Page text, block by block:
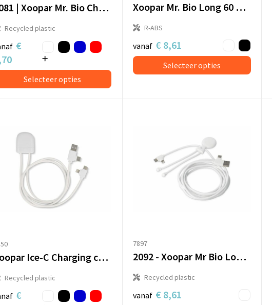
2081 | Xoopar Mr. Bio Charging cable
Recycled plastic
€
Selecteer opties
Xoopar Mr. Bio Long 60 W PD Multi Oplaadkabel 1.2 Meter
R-ABS
vanaf € 8,61
Selecteer opties
Xoopar Ice-C Charging cable
Recycled plastic
€
7897
2092 - Xoopar Mr Bio Long 60 W PD Multi Oplaadkabel 2 Meter
Recycled plastic
vanaf € 8,61